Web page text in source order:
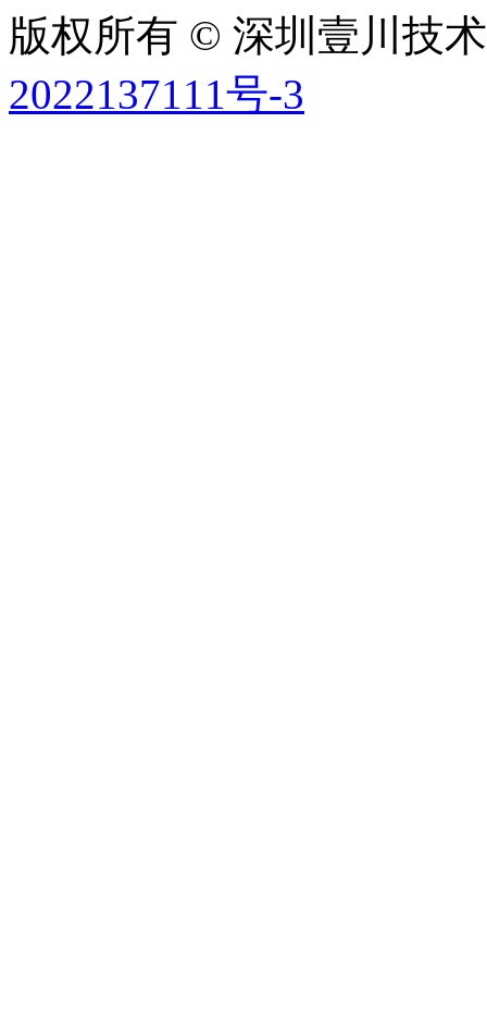
版权所有 © 深圳壹川技
2022137111号-3